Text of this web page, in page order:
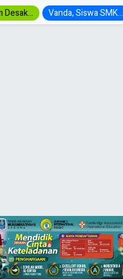
Desak... Vanda, Siswa SMK...